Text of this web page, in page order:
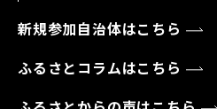
新規参加自治体はこちら
ふるさとコラムはこちら